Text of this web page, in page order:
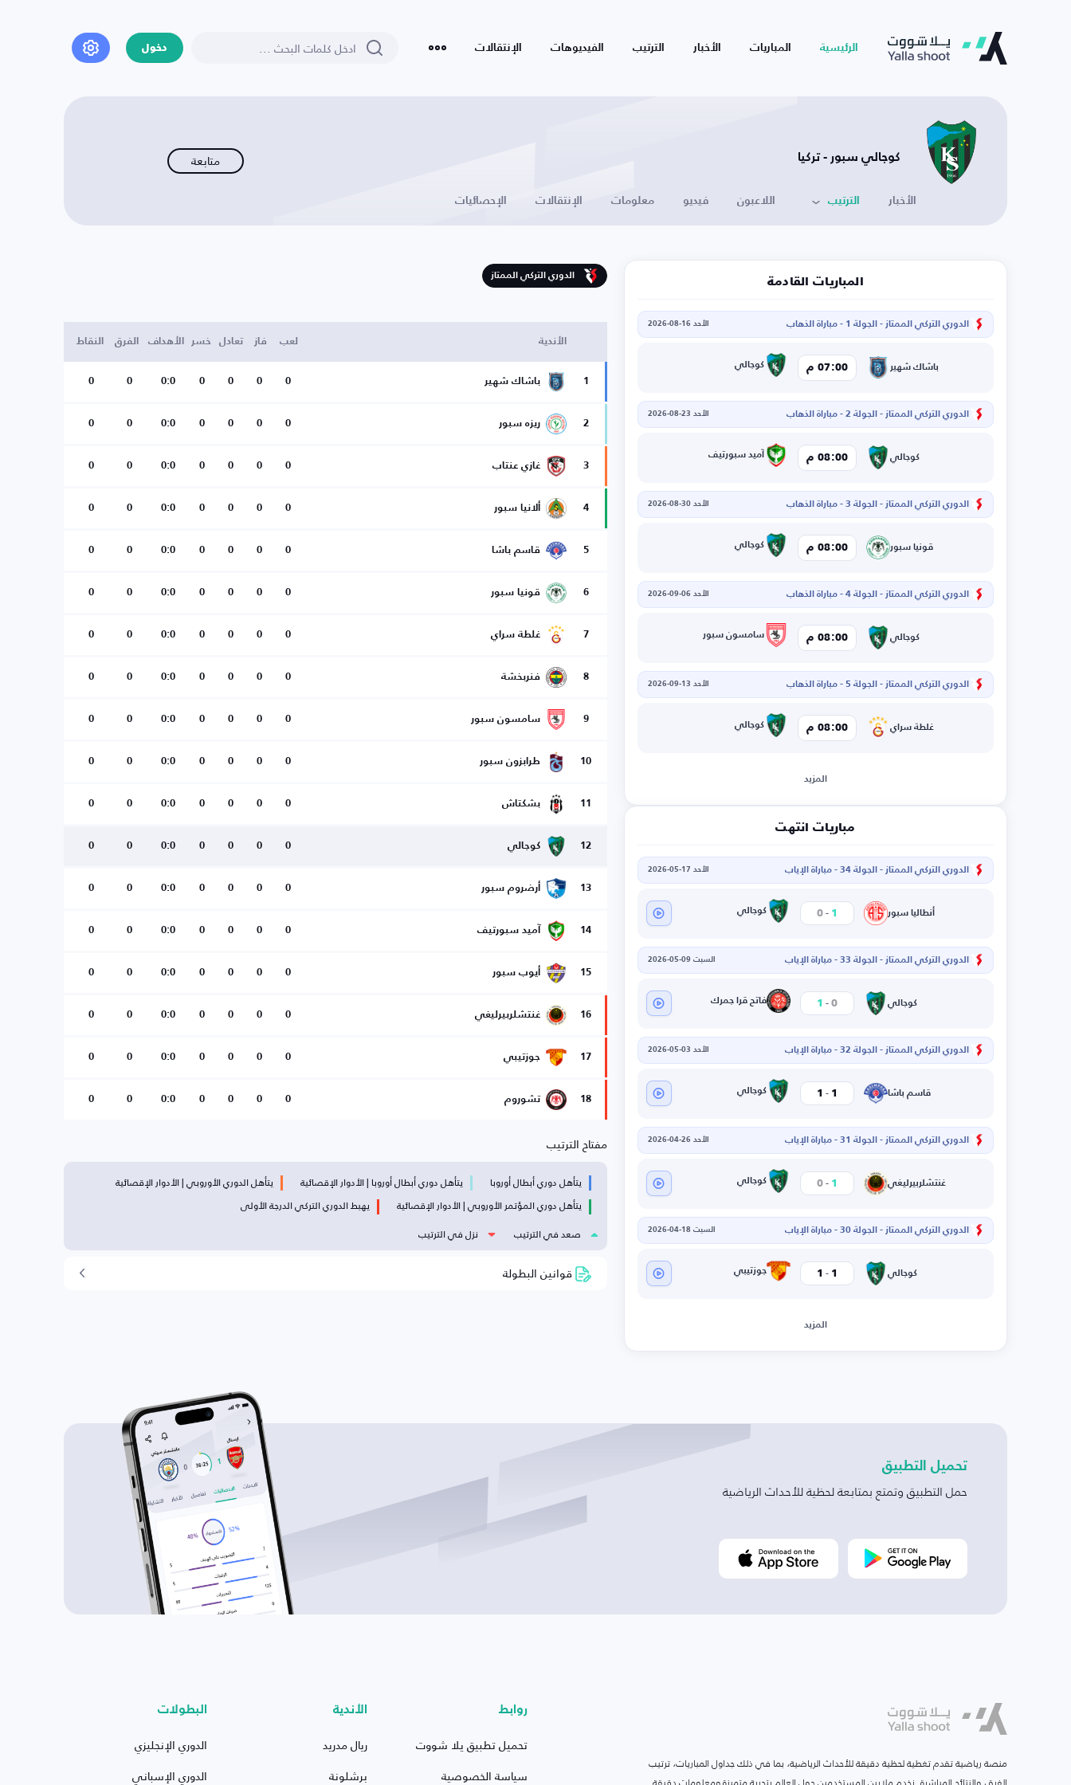
الرئيسية المباريات الأخبار الترتيب الفيديوهات الإنتقالات دخول
كوجالي سبور - تركيا متابعة
الأخبار الترتيب اللاعبون فيديو معلومات الإنتقالات الإحصائيات
المباريات القادمة
الدوري التركي الممتاز - الجولة 1 - مباراة الذهاب الأحد 16-08-2026
باشاك شهير 07:00 م كوجالي
الدوري التركي الممتاز - الجولة 2 - مباراة الذهاب الأحد 23-08-2026
كوجالي 08:00 م آميد سبورتيف
الدوري التركي الممتاز - الجولة 3 - مباراة الذهاب الأحد 30-08-2026
قونيا سبور 08:00 م كوجالي
الدوري التركي الممتاز - الجولة 4 - مباراة الذهاب الأحد 06-09-2026
كوجالي 08:00 م سامسون سبور
الدوري التركي الممتاز - الجولة 5 - مباراة الذهاب الأحد 13-09-2026
غلطة سراي 08:00 م كوجالي
المزيد
مباريات انتهت
الدوري التركي الممتاز - الجولة 34 - مباراة الإياب الأحد 17-05-2026
أنطاليا سبور 1
-
0 كوجالي
الدوري التركي الممتاز - الجولة 33 - مباراة الإياب السبت 09-05-2026
كوجالي 0
-
1 فاتح قرا جمرك
الدوري التركي الممتاز - الجولة 32 - مباراة الإياب الأحد 03-05-2026
قاسم باشا 1
-
1 كوجالي
الدوري التركي الممتاز - الجولة 31 - مباراة الإياب الأحد 26-04-2026
غنتشلربيرليغي 1
-
0 كوجالي
الدوري التركي الممتاز - الجولة 30 - مباراة الإياب السبت 18-04-2026
كوجالي 1
-
1 جوزتيبي
المزيد
الدوري التركي الممتاز
الأندية لعب فاز تعادل خسر الأهداف الفرق النقاط
1 باشاك شهير 0
0
0
0
0:0
0
0
2 ريزه سبور 0
0
0
0
0:0
0
0
3 غازي عنتاب 0
0
0
0
0:0
0
0
4 ألانيا سبور 0
0
0
0
0:0
0
0
5 قاسم باشا 0
0
0
0
0:0
0
0
6 قونيا سبور 0
0
0
0
0:0
0
0
7 غلطة سراي 0
0
0
0
0:0
0
0
8 فنربخشة 0
0
0
0
0:0
0
0
9 سامسون سبور 0
0
0
0
0:0
0
0
10 طرابزون سبور 0
0
0
0
0:0
0
0
11 بشكتاش 0
0
0
0
0:0
0
0
12 كوجالي 0
0
0
0
0:0
0
0
13 أرضروم سبور 0
0
0
0
0:0
0
0
14 آميد سبورتيف 0
0
0
0
0:0
0
0
15 أيوب سبور 0
0
0
0
0:0
0
0
16 غنتشلربيرليغي 0
0
0
0
0:0
0
0
17 جوزتيبي 0
0
0
0
0:0
0
0
18 تشوروم 0
0
0
0
0:0
0
0
مفتاح الترتيب
يتأهل دوري أبطال أوروبا يتأهل دوري أبطال أوروبا | الأدوار الإقصائية
يتأهل الدوري الأوروبي | الأدوار الإقصائية
يتأهل دوري المؤتمر الأوروبي | الأدوار الإقصائية
يهبط الدوري التركي الدرجة الأولى
صعد في الترتيب
نزل في الترتيب
قوانين البطولة
تحميل التطبيق
حمل التطبيق وتمتع بمتابعة لحظية للأحداث الرياضية
منصة رياضية تقدم تغطية لحظية دقيقة للأحداث الرياضية، بما في ذلك جداول المباريات، ترتيب
روابط
تحميل تطبيق يلا شووت
سياسة الخصوصية
الأندية
ريال مدريد
برشلونة
البطولات
الدوري الإنجليزي
الدوري الإسباني